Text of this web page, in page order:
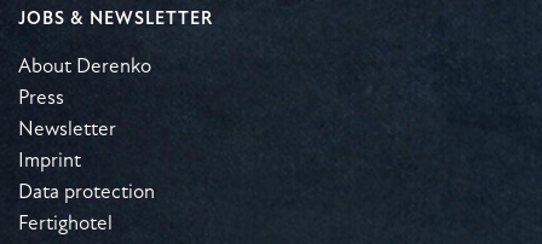
JOBS & NEWSLETTER
About Derenko
Press
Newsletter
Imprint
Data protection
Fertighotel